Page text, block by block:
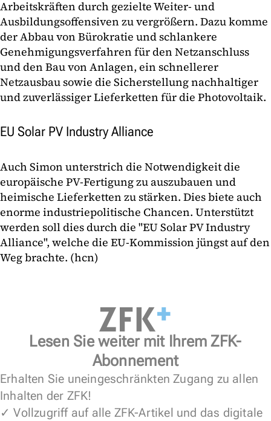
Arbeitskräften durch gezielte Weiter- und
Ausbildungsoffensiven zu vergrößern. Dazu komme
der Abbau von Bürokratie und schlankere
Genehmigungsverfahren für den Netzanschluss
und den Bau von Anlagen, ein schnellerer
Netzausbau sowie die Sicherstellung nachhaltiger
und zuverlässiger Lieferketten für die Photovoltaik.
EU Solar PV Industry Alliance
Auch Simon unterstrich die Notwendigkeit die
europäische PV-Fertigung zu auszubauen und
heimische Lieferketten zu stärken. Dies biete auch
enorme industriepolitische Chancen. Unterstützt
werden soll dies durch die "EU Solar PV Industry
Alliance", welche die EU-Kommission jüngst auf den
Weg brachte. (hcn)
Lesen Sie weiter mit Ihrem ZFK-
Abonnement
Erhalten Sie uneingeschränkten Zugang zu allen
Inhalten der ZFK!
✓ Vollzugriff auf alle ZFK-Artikel und das digitale